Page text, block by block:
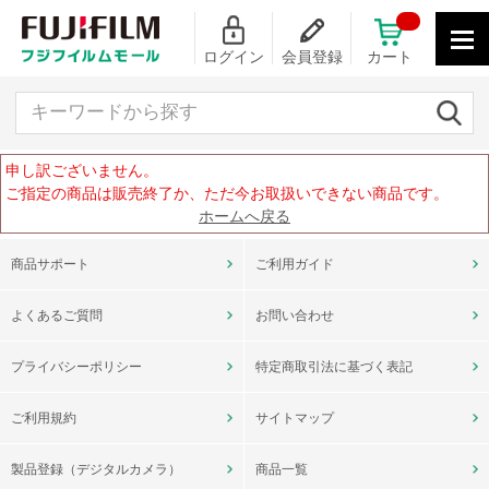
ログイン 会員登録
申し訳ございません。
ご指定の商品は販売終了か、ただ今お取扱いできない商品です。
ホームへ戻る
商品サポート ご利用ガイド
よくあるご質問 お問い合わせ
プライバシーポリシー 特定商取引法に基づく表記
ご利用規約 サイトマップ
製品登録（デジタルカメラ） 商品一覧